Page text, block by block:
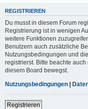
REGISTRIEREN
Du musst in diesem Forum
Registrierung ist in wenigen
weitere Funktionen
Benutzern auch zusätzliche
Nutzungsbedingungen und
registrierst. Bitte beachte
diesem Board bewegst.
Nutzungsbedingungen |
Registrieren